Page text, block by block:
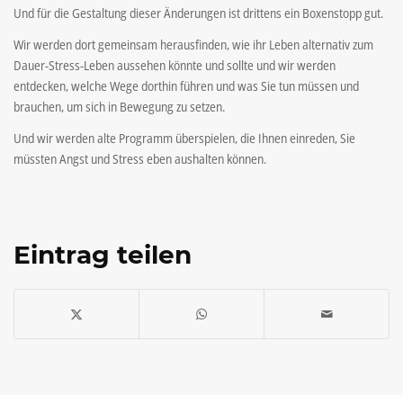
Und für die Gestaltung dieser Änderungen ist drittens ein Boxenstopp gut.
Wir werden dort gemeinsam herausfinden, wie ihr Leben alternativ zum
Dauer-Stress-Leben aussehen könnte und sollte und wir werden
entdecken, welche Wege dorthin führen und was Sie tun müssen und
brauchen, um sich in Bewegung zu setzen.
Und wir werden alte Programm überspielen, die Ihnen einreden, Sie
müssten Angst und Stress eben aushalten können.
Eintrag teilen